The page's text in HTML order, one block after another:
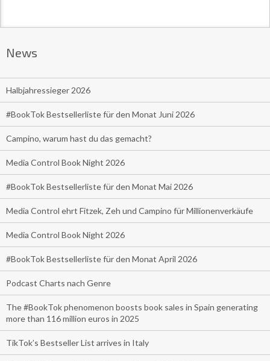
News
Halbjahressieger 2026
#BookTok Bestsellerliste für den Monat Juni 2026
Campino, warum hast du das gemacht?
Media Control Book Night 2026
#BookTok Bestsellerliste für den Monat Mai 2026
Media Control ehrt Fitzek, Zeh und Campino für Millionenverkäufe
Media Control Book Night 2026
#BookTok Bestsellerliste für den Monat April 2026
Podcast Charts nach Genre
The #BookTok phenomenon boosts book sales in Spain generating
more than 116 million euros in 2025
TikTok’s Bestseller List arrives in Italy